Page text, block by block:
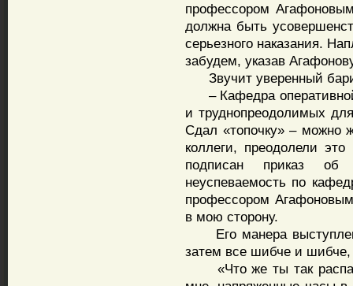
профессором
должна быть
серьезного наказания.
забудем, указав
Звучит уверенный
– Кафедра
и труднопреодолимых
Сдал «топочку» – можно
коллеги, преодолели
подписан приказ об
неуспеваемость по
профессором
в мою сторону.
Его манера
затем все шибче и шибче,
«Что же ты так